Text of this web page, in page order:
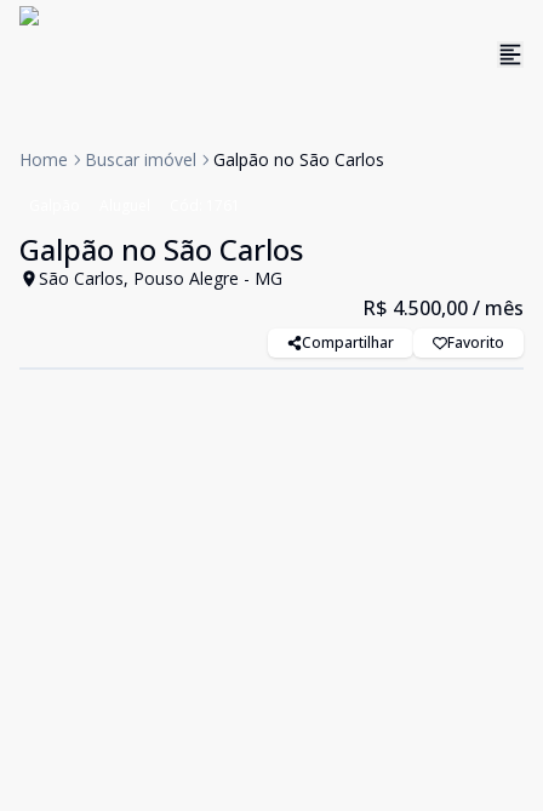
Home Buscar imóvel Galpão no São Carlos
Galpão no São Carlos
São Carlos, Pouso Alegre - MG
R$ 4.500,00/ mês
Compartilhar Favorito